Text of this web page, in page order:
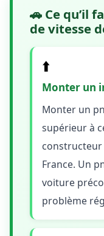
🚗 Ce qu’il
de vitesse
⬆️
Monter un
Monter un
supérieur à
France. Un
voiture
problème